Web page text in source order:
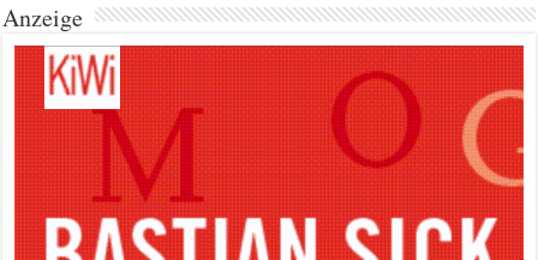
Anzeige